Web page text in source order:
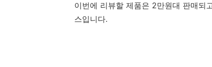
이번에 리뷰할 제품은 2만원대 판매되
스입니다.